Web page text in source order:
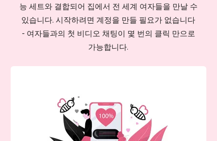
능 세트와 결합되어 집에서 전 세계 여자들을 만날 수
있습니다. 시작하려면 계정을 만들 필요가 없습니다
- 여자들과의 첫 비디오 채팅이 몇 번의 클릭 만으로
가능합니다.